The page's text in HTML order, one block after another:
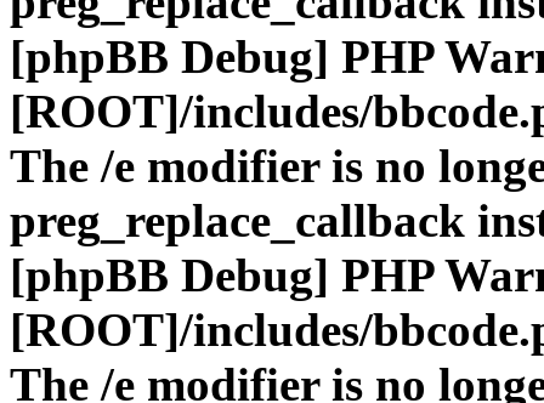
[phpBB Debug] PHP
[ROOT]/includes/
The /e modifier is no
preg_replace_callback
[phpBB Debug] PHP
[ROOT]/includes/
The /e modifier is no